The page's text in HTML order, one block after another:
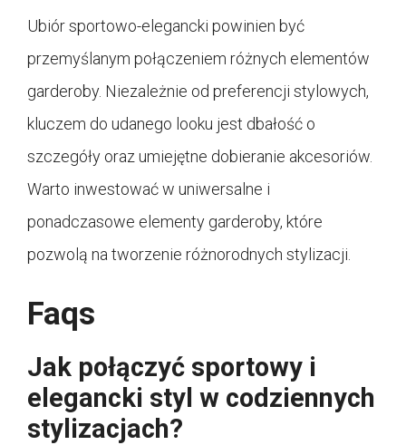
Ubiór sportowo-elegancki powinien być
przemyślanym połączeniem różnych elementów
garderoby. Niezależnie od preferencji stylowych,
kluczem do udanego looku jest dbałość o
szczegóły oraz umiejętne dobieranie akcesoriów.
Warto inwestować w uniwersalne i
ponadczasowe elementy garderoby, które
pozwolą na tworzenie różnorodnych stylizacji.
Faqs
Jak połączyć sportowy i
elegancki styl w codziennych
stylizacjach?